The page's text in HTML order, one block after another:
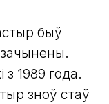
быў
1989 года.
зноў стаў